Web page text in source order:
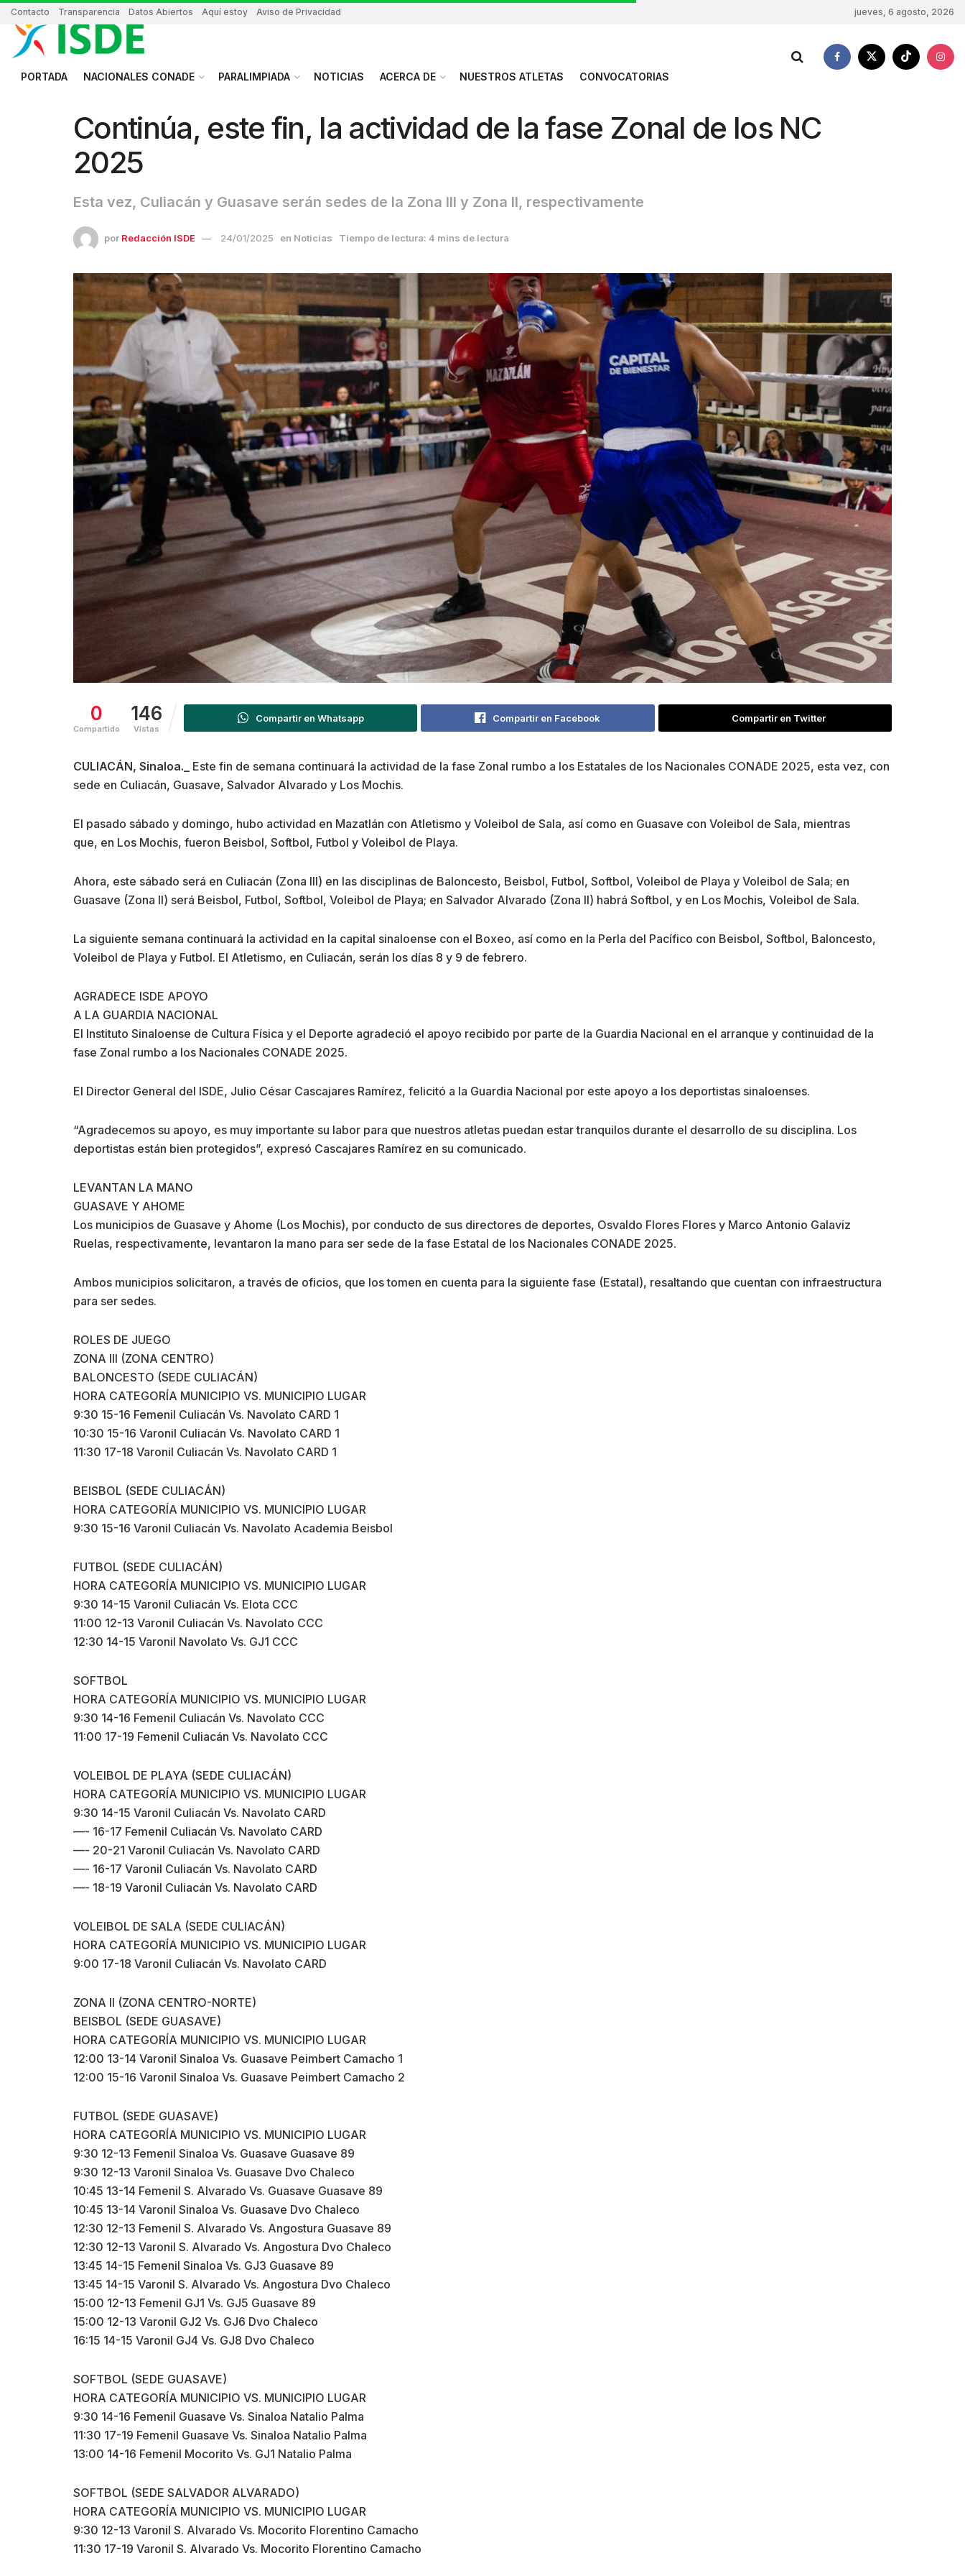
Contacto Transparencia Datos Abiertos Aquí estoy Aviso de Privacidad jueves, 6 agosto, 2026
PORTADA NACIONALES CONADE PARALIMPIADA NOTICIAS ACERCA DE NUESTROS ATLETAS CONVOCATORIAS
Continúa, este fin, la actividad de la fase Zonal de los NC
2025
Esta vez, Culiacán y Guasave serán sedes de la Zona III y Zona II, respectivamente
por Redacción ISDE 24/01/2025 en Noticias Tiempo de lectura: 4 mins de lectura
0
Compartido
146
Vistas
Compartir en Whatsapp Compartir en Facebook Compartir en Twitter
CULIACÁN, Sinaloa._
Este fin de semana continuará la actividad de la fase Zonal rumbo a los Estatales de los Nacionales CONADE 2025, esta vez, con
sede en Culiacán, Guasave, Salvador Alvarado y Los Mochis.
El pasado sábado y domingo, hubo actividad en Mazatlán con Atletismo y Voleibol de Sala, así como en Guasave con Voleibol de Sala, mientras
que, en Los Mochis, fueron Beisbol, Softbol, Futbol y Voleibol de Playa.
Ahora, este sábado será en Culiacán (Zona III) en las disciplinas de Baloncesto, Beisbol, Futbol, Softbol, Voleibol de Playa y Voleibol de Sala; en
Guasave (Zona II) será Beisbol, Futbol, Softbol, Voleibol de Playa; en Salvador Alvarado (Zona II) habrá Softbol, y en Los Mochis, Voleibol de Sala.
La siguiente semana continuará la actividad en la capital sinaloense con el Boxeo, así como en la Perla del Pacífico con Beisbol, Softbol, Baloncesto,
Voleibol de Playa y Futbol. El Atletismo, en Culiacán, serán los días 8 y 9 de febrero.
AGRADECE ISDE APOYO
A LA GUARDIA NACIONAL
El Instituto Sinaloense de Cultura Física y el Deporte agradeció el apoyo recibido por parte de la Guardia Nacional en el arranque y continuidad de la
fase Zonal rumbo a los Nacionales CONADE 2025.
El Director General del ISDE, Julio César Cascajares Ramírez, felicitó a la Guardia Nacional por este apoyo a los deportistas sinaloenses.
“Agradecemos su apoyo, es muy importante su labor para que nuestros atletas puedan estar tranquilos durante el desarrollo de su disciplina. Los
deportistas están bien protegidos”, expresó Cascajares Ramírez en su comunicado.
LEVANTAN LA MANO
GUASAVE Y AHOME
Los municipios de Guasave y Ahome (Los Mochis), por conducto de sus directores de deportes, Osvaldo Flores Flores y Marco Antonio Galaviz
Ruelas, respectivamente, levantaron la mano para ser sede de la fase Estatal de los Nacionales CONADE 2025.
Ambos municipios solicitaron, a través de oficios, que los tomen en cuenta para la siguiente fase (Estatal), resaltando que cuentan con infraestructura
para ser sedes.
ROLES DE JUEGO
ZONA III (ZONA CENTRO)
BALONCESTO (SEDE CULIACÁN)
HORA CATEGORÍA MUNICIPIO VS. MUNICIPIO LUGAR
9:30 15-16 Femenil Culiacán Vs. Navolato CARD 1
10:30 15-16 Varonil Culiacán Vs. Navolato CARD 1
11:30 17-18 Varonil Culiacán Vs. Navolato CARD 1
BEISBOL (SEDE CULIACÁN)
HORA CATEGORÍA MUNICIPIO VS. MUNICIPIO LUGAR
9:30 15-16 Varonil Culiacán Vs. Navolato Academia Beisbol
FUTBOL (SEDE CULIACÁN)
HORA CATEGORÍA MUNICIPIO VS. MUNICIPIO LUGAR
9:30 14-15 Varonil Culiacán Vs. Elota CCC
11:00 12-13 Varonil Culiacán Vs. Navolato CCC
12:30 14-15 Varonil Navolato Vs. GJ1 CCC
SOFTBOL
HORA CATEGORÍA MUNICIPIO VS. MUNICIPIO LUGAR
9:30 14-16 Femenil Culiacán Vs. Navolato CCC
11:00 17-19 Femenil Culiacán Vs. Navolato CCC
VOLEIBOL DE PLAYA (SEDE CULIACÁN)
HORA CATEGORÍA MUNICIPIO VS. MUNICIPIO LUGAR
9:30 14-15 Varonil Culiacán Vs. Navolato CARD
—- 16-17 Femenil Culiacán Vs. Navolato CARD
—- 20-21 Varonil Culiacán Vs. Navolato CARD
—- 16-17 Varonil Culiacán Vs. Navolato CARD
—- 18-19 Varonil Culiacán Vs. Navolato CARD
VOLEIBOL DE SALA (SEDE CULIACÁN)
HORA CATEGORÍA MUNICIPIO VS. MUNICIPIO LUGAR
9:00 17-18 Varonil Culiacán Vs. Navolato CARD
ZONA II (ZONA CENTRO-NORTE)
BEISBOL (SEDE GUASAVE)
HORA CATEGORÍA MUNICIPIO VS. MUNICIPIO LUGAR
12:00 13-14 Varonil Sinaloa Vs. Guasave Peimbert Camacho 1
12:00 15-16 Varonil Sinaloa Vs. Guasave Peimbert Camacho 2
FUTBOL (SEDE GUASAVE)
HORA CATEGORÍA MUNICIPIO VS. MUNICIPIO LUGAR
9:30 12-13 Femenil Sinaloa Vs. Guasave Guasave 89
9:30 12-13 Varonil Sinaloa Vs. Guasave Dvo Chaleco
10:45 13-14 Femenil S. Alvarado Vs. Guasave Guasave 89
10:45 13-14 Varonil Sinaloa Vs. Guasave Dvo Chaleco
12:30 12-13 Femenil S. Alvarado Vs. Angostura Guasave 89
12:30 12-13 Varonil S. Alvarado Vs. Angostura Dvo Chaleco
13:45 14-15 Femenil Sinaloa Vs. GJ3 Guasave 89
13:45 14-15 Varonil S. Alvarado Vs. Angostura Dvo Chaleco
15:00 12-13 Femenil GJ1 Vs. GJ5 Guasave 89
15:00 12-13 Varonil GJ2 Vs. GJ6 Dvo Chaleco
16:15 14-15 Varonil GJ4 Vs. GJ8 Dvo Chaleco
SOFTBOL (SEDE GUASAVE)
HORA CATEGORÍA MUNICIPIO VS. MUNICIPIO LUGAR
9:30 14-16 Femenil Guasave Vs. Sinaloa Natalio Palma
11:30 17-19 Femenil Guasave Vs. Sinaloa Natalio Palma
13:00 14-16 Femenil Mocorito Vs. GJ1 Natalio Palma
SOFTBOL (SEDE SALVADOR ALVARADO)
HORA CATEGORÍA MUNICIPIO VS. MUNICIPIO LUGAR
9:30 12-13 Varonil S. Alvarado Vs. Mocorito Florentino Camacho
11:30 17-19 Varonil S. Alvarado Vs. Mocorito Florentino Camacho